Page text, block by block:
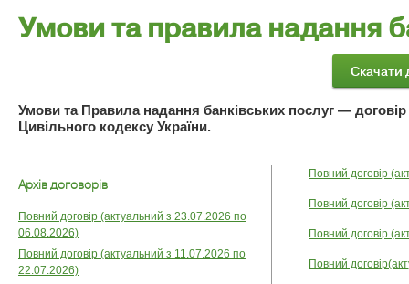
Умови та правила надання
Умови та Правила надання банківських послуг —
Цивільного кодексу України.
Архів договорів
Повний договір (актуальний з 23.07.2026 по
06.08.2026)
Повний договір (актуальний з 11.07.2026 по
22.07.2026)
Повний договір
Повний договір
Повний договір
Повний